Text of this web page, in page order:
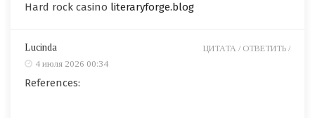
Hard rock casino literaryforge.blog
Lucinda
4 июля 2026 00:34
References:
ЦИТАТА / ОТВЕТИТЬ /